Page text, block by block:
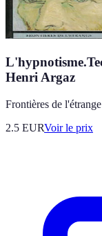
Henri Argaz
Frontières de l'étrange
2.5 EURVoir le prix